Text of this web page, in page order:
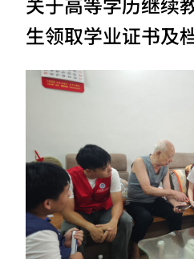
生领取学业证书及